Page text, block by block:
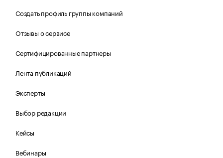
Создать профиль группы компаний
Отзывы о сервисе
Сертифицированные партнеры
Лента публикаций
Эксперты
Выбор редакции
Кейсы
Вебинары